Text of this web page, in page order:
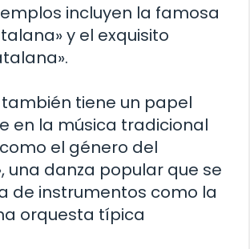
incluyen la famosa
y el exquisito
tiene un papel
en la música tradicional
el género del
una danza popular que se
de instrumentos como la
orquesta típica